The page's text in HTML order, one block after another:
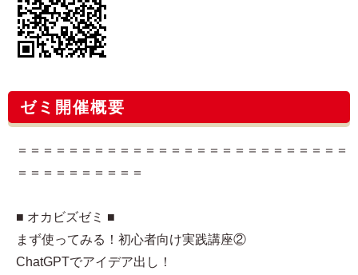
ゼミ開催概要
＝＝＝＝＝＝＝＝＝＝＝＝＝＝＝＝＝＝＝＝＝＝＝＝＝＝
＝＝＝＝＝＝＝＝＝＝
■ オカビズゼミ ■
まず使ってみる！初心者向け実践講座②
ChatGPTでアイデア出し！